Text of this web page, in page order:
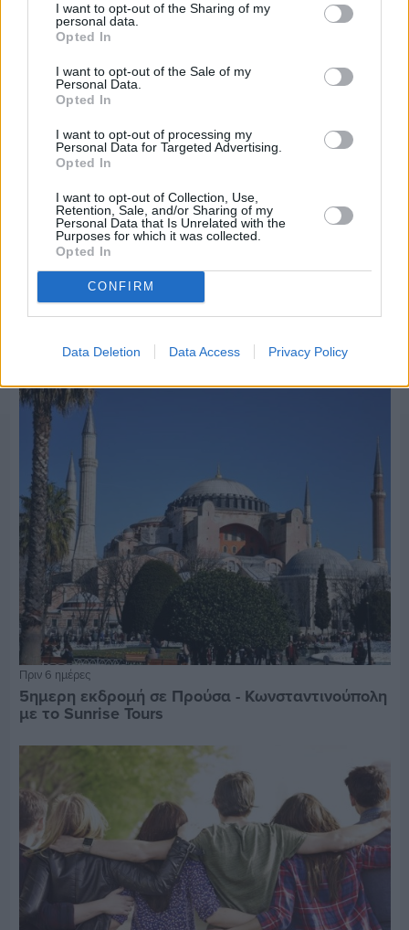
I want to opt-out of the Sharing of my
personal data.
Opted In
I want to opt-out of the Sale of my
Personal Data.
Opted In
I want to opt-out of processing my
Personal Data for Targeted Advertising.
Opted In
I want to opt-out of Collection, Use,
Retention, Sale, and/or Sharing of my
Personal Data that Is Unrelated with the
Purposes for which it was collected.
Opted In
CONFIRM
Data Deletion Data Access Privacy Policy
Πριν 6 ημέρες
Διακοπές ρεύματος: Συνασπισμό των
επιχειρήσεων προτείνει το Επιμελητήριο
Διαφήμιση
Πριν 6 ημέρες
5ημερη εκδρομή σε Προύσα - Κωνσταντινούπολη
με το Sunrise Tours